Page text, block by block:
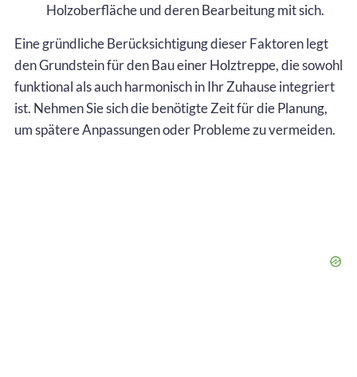
Holzoberfläche und deren Bearbeitung mit sich.
Eine gründliche Berücksichtigung dieser Faktoren legt
den Grundstein für den Bau einer Holztreppe, die sowohl
funktional als auch harmonisch in Ihr Zuhause integriert
ist. Nehmen Sie sich die benötigte Zeit für die Planung,
um spätere Anpassungen oder Probleme zu vermeiden.